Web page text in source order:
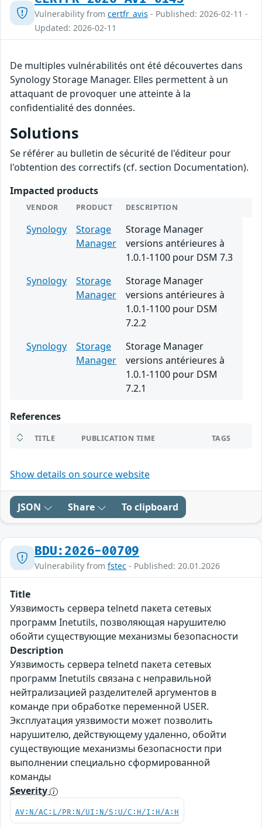
Vulnerability from certfr_avis - Published: 2026-02-11 -
Updated: 2026-02-11
De multiples vulnérabilités ont été découvertes dans
Synology Storage Manager. Elles permettent à un
attaquant de provoquer une atteinte à la
confidentialité des données.
Solutions
Se référer au bulletin de sécurité de l'éditeur pour
l'obtention des correctifs (cf. section Documentation).
Impacted products
VENDOR PRODUCT DESCRIPTION
Synology
Storage
Manager
Storage Manager
versions antérieures à
1.0.1-1100 pour DSM 7.3
Synology
Storage
Manager
Storage Manager
versions antérieures à
1.0.1-1100 pour DSM
7.2.2
Synology
Storage
Manager
Storage Manager
versions antérieures à
1.0.1-1100 pour DSM
7.2.1
References
TITLE PUBLICATION TIME TAGS
Show details on source website
JSON Share To clipboard
BDU:2026-00709
Vulnerability from fstec - Published: 20.01.2026
Title
Уязвимость сервера telnetd пакета сетевых
программ Inetutils, позволяющая нарушителю
обойти существующие механизмы безопасности
Description
Уязвимость сервера telnetd пакета сетевых
программ Inetutils связана с неправильной
нейтрализацией разделителей аргументов в
команде при обработке переменной USER.
Эксплуатация уязвимости может позволить
нарушителю, действующему удаленно, обойти
существующие механизмы безопасности при
выполнении специально сформированной
команды
Severity
AV:N/AC:L/PR:N/UI:N/S:U/C:H/I:H/A:H